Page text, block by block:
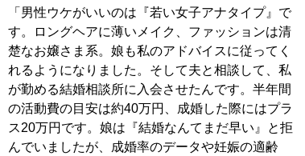
「男性ウケがいいのは『若い女子アナタイプ』で
す。ロングヘアに薄いメイク、ファッションは清
楚なお嬢さま系。娘も私のアドバイスに従ってく
れるようになりました。そして夫と相談して、私
が勤める結婚相談所に入会させたんです。半年間
の活動費の目安は約40万円、成婚した際にはプラ
ス20万円です。娘は『結婚なんてまだ早い』と拒
んでいましたが、成婚率のデータや妊娠の適齢